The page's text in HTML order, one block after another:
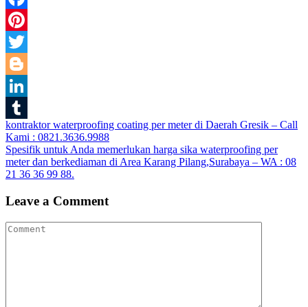
Facebook
Pinterest
Twitter
Blogger
LinkedIn
Tumblr
Post
navigation
kontraktor waterproofing coating per meter di Daerah Gresik – Call
Kami : 0821.3636.9988
Spesifik untuk Anda memerlukan harga sika waterproofing per
meter dan berkediaman di Area Karang Pilang,Surabaya – WA : 08
21 36 36 99 88.
Leave a Comment